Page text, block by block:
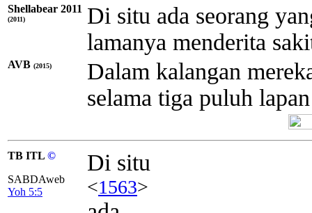
Shellabear 2011
(2011)
Di situ ada seorang
lamanya menderita
AVB (2015)
Dalam kalangan
selama tiga puluh
TB ITL ©
SABDAweb
Yoh 5:5
Di situ
<1563>